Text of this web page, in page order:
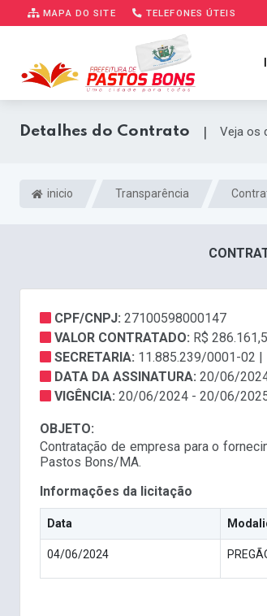
MAPA DO SITE TELEFONES ÚTEIS
Detalhes do Contrato | Veja os
inicio Transparência
CPF/CNPJ: 27100598000147
VALOR CONTRATADO: R$
SECRETARIA: 11.885.239/0001-02 |
DATA DA ASSINATURA: 20/06/
VIGÊNCIA: 20/06/2024 - 20/06/
OBJETO:
Contratação de empresa para o
Pastos Bons/MA.
Informações da licitação
Data
04/06/2024